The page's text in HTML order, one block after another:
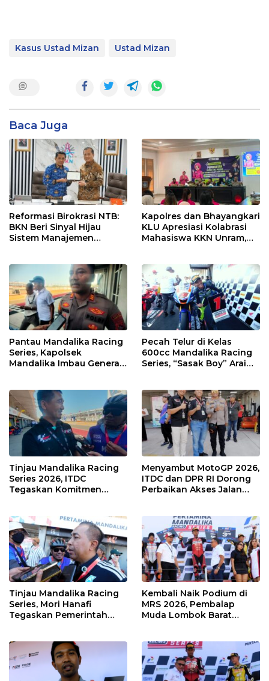
Kasus Ustad Mizan Ustad Mizan
Baca Juga
Reformasi Birokrasi NTB:
BKN Beri Sinyal Hijau
Sistem Manajemen
Kapolres dan Bhayangkari
KLU Apresiasi Kolabrasi
Mahasiswa KKN Unram,
Pantau Mandalika Racing
Series, Kapolsek
Mandalika Imbau Generasi
Pecah Telur di Kelas
600cc Mandalika Racing
Series, “Sasak Boy” Arai
Tinjau Mandalika Racing
Series 2026, ITDC
Tegaskan Komitmen
Kawasan
Menyambut MotoGP 2026,
ITDC dan DPR RI Dorong
Perbaikan Akses Jalan
Tinjau Mandalika Racing
Series, Mori Hanafi
Tegaskan Pemerintah
Kembali Naik Podium di
MRS 2026, Pembalap
Muda Lombok Barat